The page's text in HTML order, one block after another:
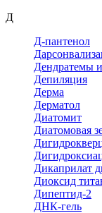
Д
Д-пантенол
Дендратемы
Депиляция
Дерма
Дерматол
Диатомит
Диатомовая
Дикаприлат
Диоксид
Дипептид-2
ДНК-гель